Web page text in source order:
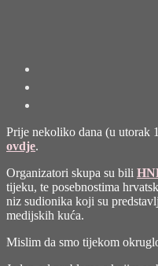
Prije nekoliko dana (u utorak
ovdje.
Organizatori skupa su bili
tijeku, te posebnostima
niz sudionika koji su
medijskih kuća.
Mislim da smo tijekom